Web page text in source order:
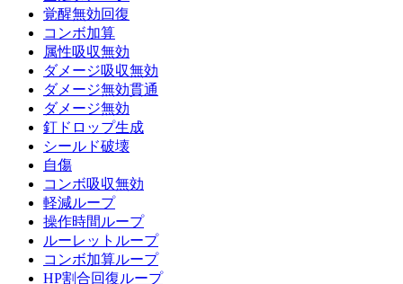
覚醒無効回復
コンボ加算
属性吸収無効
ダメージ吸収無効
ダメージ無効貫通
ダメージ無効
釘ドロップ生成
シールド破壊
自傷
コンボ吸収無効
軽減ループ
操作時間ループ
ルーレットループ
コンボ加算ループ
HP割合回復ループ